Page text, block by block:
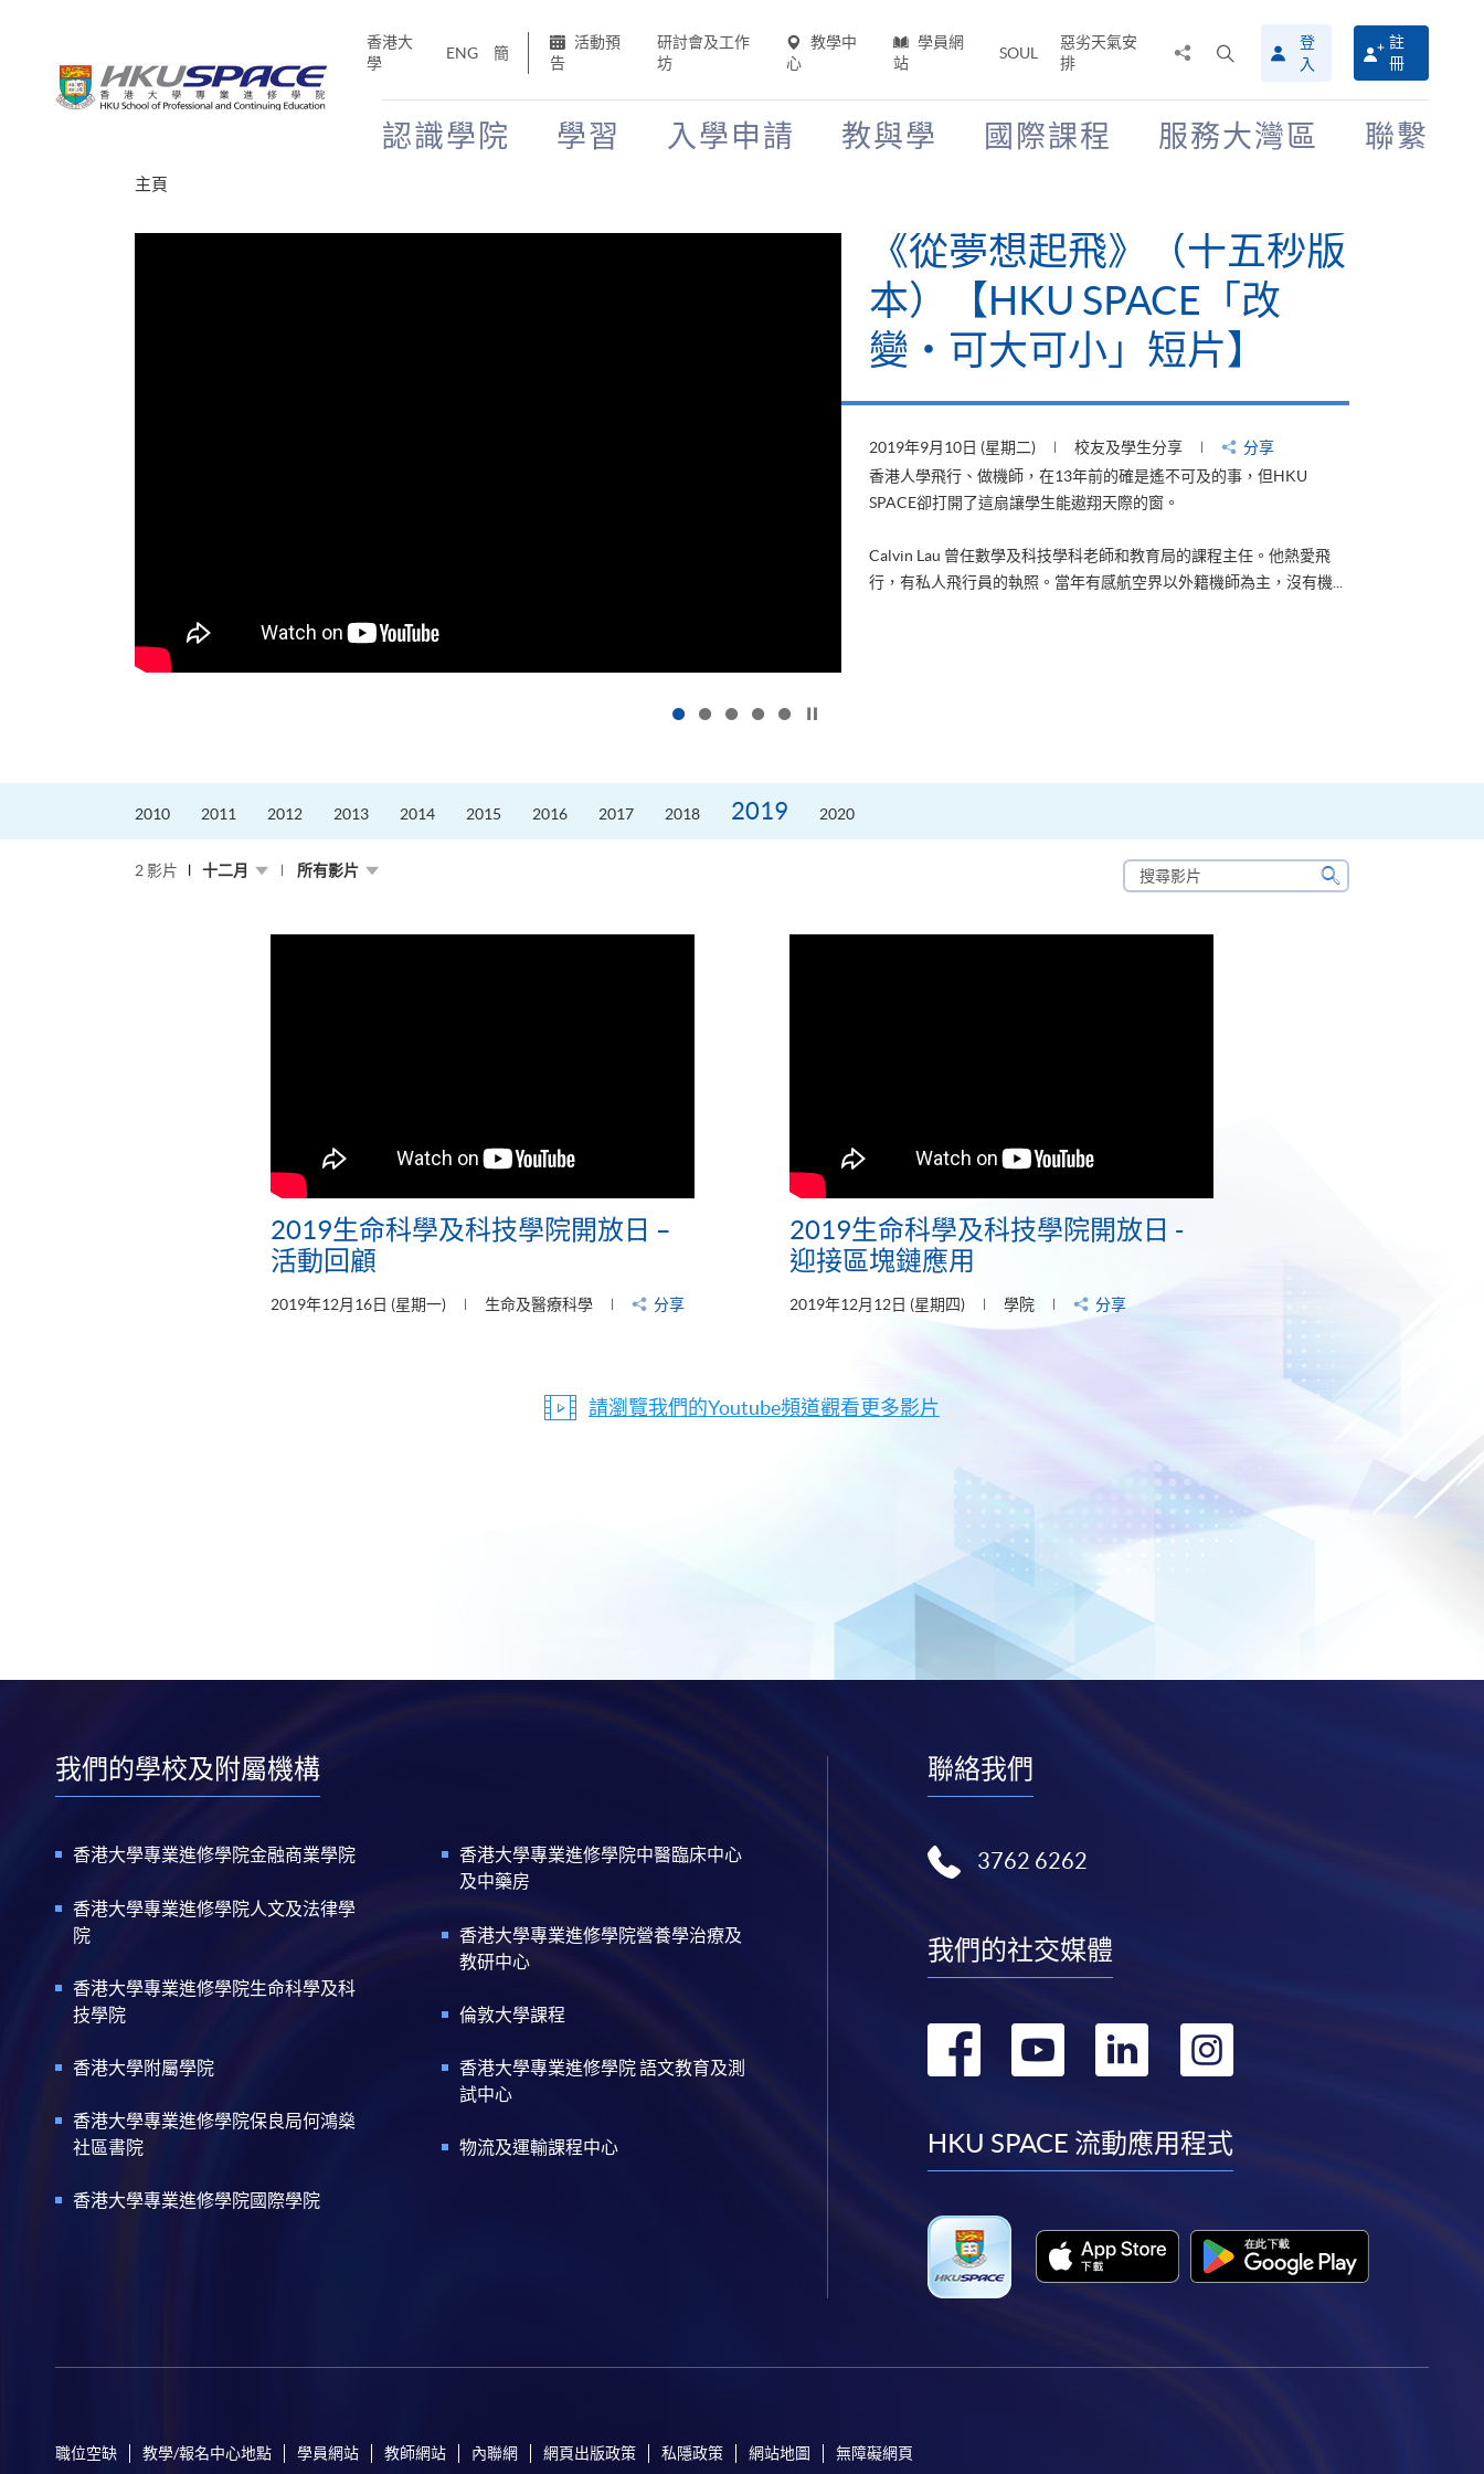
香港大
學
ENG 簡
活動預
告
研討會及工作
坊
教學中
心
學員網
站
SOUL
惡劣天氣安
排
搜
尋
介
登
入
註
冊
認識學院 學習 入學申請 教與學 國際課程 服務大灣區 聯繫
主頁
《山外有山，停下才能活在
當下》【HKU SPACE「改
變‧可大可小」短片】
2019年8月22日 (星期四) 校友及學生分享
分享
山外有山，停下才能活在當下
好的生活。救護員Stone到HKU SPACE進修體育運動課程前，這也是他
的標準答案。香港生活太快太急速，有時令我們欠缺了聆聽內心的空...
2010 2011 2012 2013 2014 2015 2016 2017 2018 2019 2020
2 影片 十二月 所有影片
搜
尋
片
搜
2019生命科學及科技學院開放日 –
活動回顧
2019年12月16日 (星期一) 生命及醫療科學 分享
2019生命科學及科技學院開放日 -
迎接區塊鏈應用
2019年12月12日 (星期四) 學院 分享
請瀏覽我們的Youtube頻道觀看更多影片
我們的學校及附屬機構
香港大學專業進修學院金融商業學院
香港大學專業進修學院人文及法律學
院
香港大學專業進修學院生命科學及科
技學院
香港大學附屬學院
香港大學專業進修學院保良局何鴻燊
社區書院
香港大學專業進修學院國際學院
香港大學專業進修學院中醫臨床中心
及中藥房
香港大學專業進修學院營養學治療及
教研中心
倫敦大學課程
香港大學專業進修學院 語文教育及測
試中心
物流及運輸課程中心
聯絡我們
3762 6262
我們的社交媒體
轉
facebook
轉
youtube
轉
linkedin
轉
instagram
HKU SPACE 流動應用程式
職位空缺 教學/報名中心地點 學員網站 教師網站 內聯網 網頁出版政策 私隱政策 網站地圖 無障礙網頁